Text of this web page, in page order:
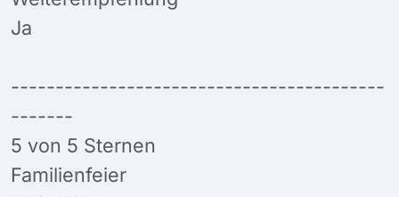
Ja
------------------------------------------
-------
5 von 5 Sternen
Familienfeier